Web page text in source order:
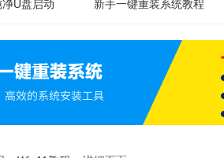
净U盘启动 新手一键重装系统教程